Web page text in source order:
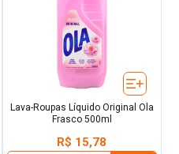
Lava-Roupas Líquido Original Ola
Frasco 500ml
R$ 15,78